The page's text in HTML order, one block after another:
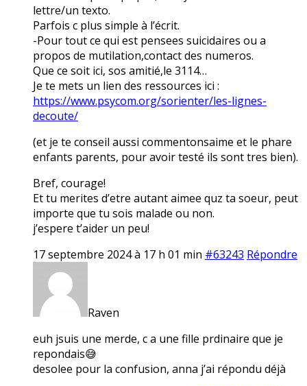
lettre/un texto.
Parfois c plus simple à l’écrit.
-Pour tout ce qui est pensees suicidaires ou a
propos de mutilation,contact des numeros.
Que ce soit ici, sos amitié,le 3114…
Je te mets un lien des ressources ici :
https://www.psycom.org/sorienter/les-lignes-
decoute/
(et je te conseil aussi commentonsaime et le phare
enfants parents, pour avoir testé ils sont tres bien).
Bref, courage!
Et tu merites d’etre autant aimee quz ta soeur, peut
importe que tu sois malade ou non.
j’espere t’aider un peu!
17 septembre 2024 à 17 h 01 min #63243 Répondre
Raven
euh jsuis une merde, c a une fille prdinaire que je
repondais😅
desolee pour la confusion, anna j’ai répondu déjà